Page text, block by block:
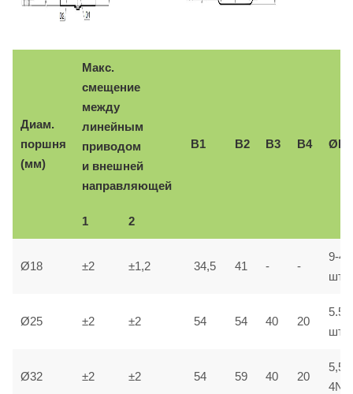
Диам.
поршня
(мм)
Макс.
смещение
между
линейным
приводом
и внешней
направляющей
B1 B2 B3 B4 ØD1
1 2
Ø18 ±2 ±1,2 34,5 41 - -
9-4
шт.
Ø25 ±2 ±2 54 54 40 20
5.5-
шт.
Ø32 ±2 ±2 54 59 40 20
5,5-